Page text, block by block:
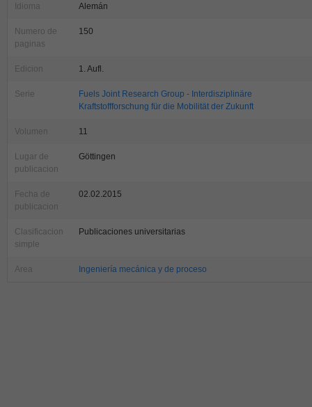
Idioma Alemán
Numero de
paginas
150
Edicion 1. Aufl.
Serie
Fuels Joint Research Group - Interdisziplinäre
Kraftstoffforschung für die Mobilität der Zukunft
Volumen 11
Lugar de
publicacion
Göttingen
Fecha de
publicacion
02.02.2015
Clasificacion
simple
Publicaciones universitarias
Area Ingeniería mecánica y de proceso